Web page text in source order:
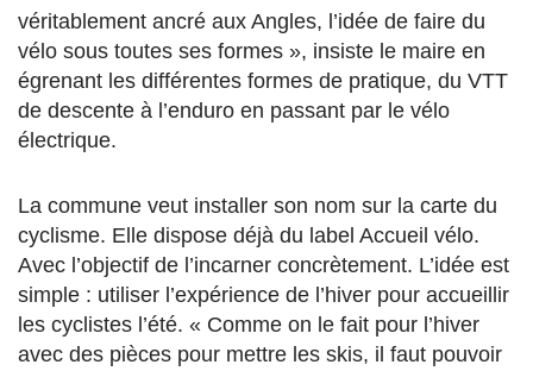
véritablement ancré aux Angles, l’idée de faire du
vélo sous toutes ses formes », insiste le maire en
égrenant les différentes formes de pratique, du VTT
de descente à l’enduro en passant par le vélo
électrique.
La commune veut installer son nom sur la carte du
cyclisme. Elle dispose déjà du label Accueil vélo.
Avec l’objectif de l’incarner concrètement. L’idée est
simple : utiliser l’expérience de l’hiver pour accueillir
les cyclistes l’été. « Comme on le fait pour l’hiver
avec des pièces pour mettre les skis, il faut pouvoir